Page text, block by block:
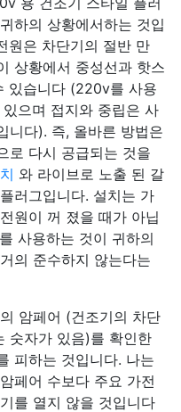
하의 상황에서하는 것입
원은 차단기의 절반 만
상황에서 중성선과 핫스
있습니다 (220v를 사용
으며 접지와 중립은 사
니다). 즉, 올바른 방법은
로 다시 공급되는 것을
와 라이브로 노출 된 갈
러그입니다. 설치는 가
원이 꺼 졌을 때가 아닙
사용하는 것이 귀하의
의 준수하지 않는다는
암페어 (건조기의 차단
숫자가 있음)를 확인한
피하는 것입니다. 나는
페어 수보다 주요 가전
를 열지 않을 것입니다